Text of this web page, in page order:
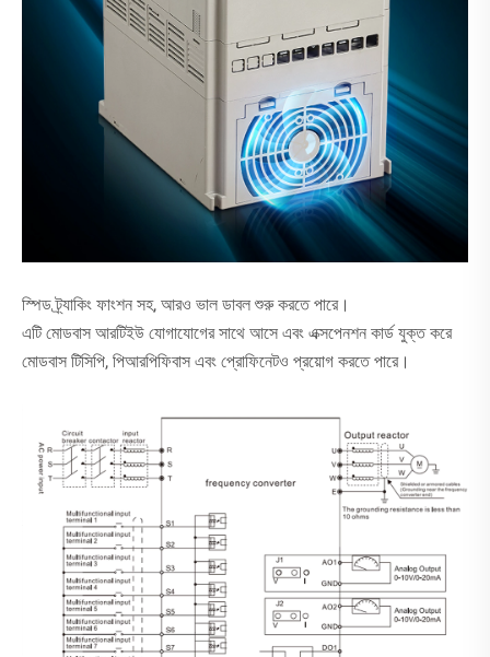
স্পিড ট্র্যাকিং ফাংশন সহ, আরও ভাল ডাবল শুরু করতে পারে।
এটি মোডবাস আরটিইউ যোগাযোগের সাথে আসে এবং এক্সপেনশন কার্ড যুক্ত করে
মোডবাস টিসিপি, পিআরপিফিবাস এবং প্রোফিনেটও প্রয়োগ করতে পারে।